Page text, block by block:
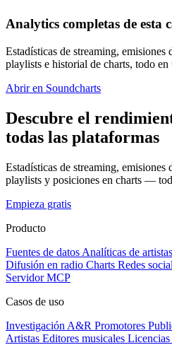
Analytics completas de esta
Estadísticas de streaming, emisiones
playlists e historial de charts, todo en
Abrir en Soundcharts
Descubre el
todas las plataformas
Estadísticas de streaming, emisiones
playlists y posiciones en charts —
Empieza gratis
Producto
Fuentes de datos Analíticas de artistas
Difusión en radio Charts Redes
Servidor MCP
Casos de uso
Investigación A&R Promotores
Artistas Editores musicales